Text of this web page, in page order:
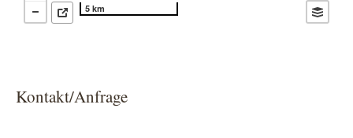
5 km
Kontakt/Anfrage